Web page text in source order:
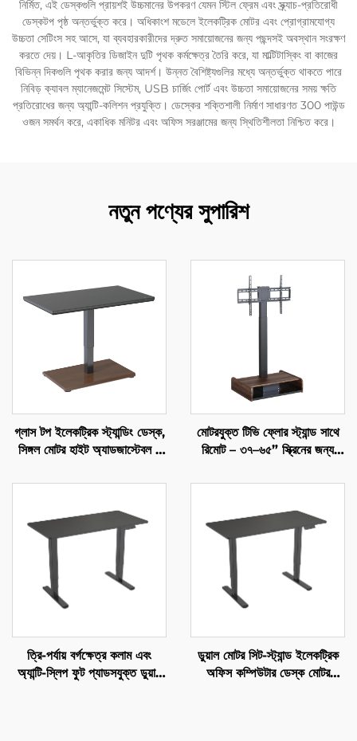
নির্মিত, এই ডেস্কগুলি প্রায়শই উচ্চমানের উপকরণ যেমন স্টিল ফ্রেম এবং স্ক্র্যাচ-প্রতিরোধী
ডেস্কটপ পৃষ্ঠ অন্তর্ভুক্ত করে। অধিকাংশ মডেলে ইলেকট্রিক মোটর এবং প্রোগ্রামযোগ্য
উচ্চতা সেটিংস সহ আসে, যা ব্যবহারকারীদের দ্রুত সমায়োজনের জন্য পছন্দসই অবস্থান সংরক্ষণ
করতে দেয়। L-আকৃতির ডিজাইন দুটি পৃথক কর্মক্ষেত্র তৈরি করে, যা মাল্টিটাস্কিং বা কাজের
বিভিন্ন দিকগুলি পৃথক করার জন্য আদর্শ। উন্নত বৈশিষ্ট্যগুলির মধ্যে অন্তর্ভুক্ত থাকতে পারে
নিবিড় ক্যাবল ম্যানেজমেন্ট সিস্টেম, USB চার্জিং পোর্ট এবং উচ্চতা সমায়োজনের সময় ক্ষতি
প্রতিরোধের জন্য অ্যান্টি-কলিশন প্রযুক্তি। ডেস্কের শক্তিশালী নির্মাণ সাধারণত 300 পাউন্ড
ওজন সমর্থন করে, একাধিক মনিটর এবং অফিস সরঞ্জামের জন্য স্থিতিশীলতা নিশ্চিত করে।
নতুন পণ্যের সুপারিশ
গ্লাস টপ ইলেকট্রিক স্ট্যান্ডিং ডেস্ক,
সিঙ্গল মোটর হাইট অ্যাডজাস্টেবল -
মোটরযুক্ত টিভি ফ্লোর স্ট্যান্ড সাথে
রিমোট – ৩৭–৬৫” স্ক্রিনের জন্য
মাউন্ট | V-MOUNTS VM-
ত্রি-পর্যায় বর্গক্ষেত্র কলাম এবং
অ্যান্টি-স্লিপ ফুট প্যাডসযুক্ত ডুয়াল
ডুয়াল মোটর সিট-স্ট্যান্ড ইলেকট্রিক
অফিস কম্পিউটার ডেস্ক মোটর